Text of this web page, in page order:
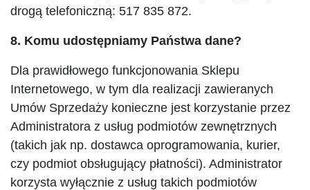
drogą telefoniczną: 517 835 872.
8. Komu udostępniamy Państwa dane?
Dla prawidłowego funkcjonowania Sklepu
Internetowego, w tym dla realizacji zawieranych
Umów Sprzedaży konieczne jest korzystanie przez
Administratora z usług podmiotów zewnętrznych
(takich jak np. dostawca oprogramowania, kurier,
czy podmiot obsługujący płatności). Administrator
korzysta wyłącznie z usług takich podmiotów